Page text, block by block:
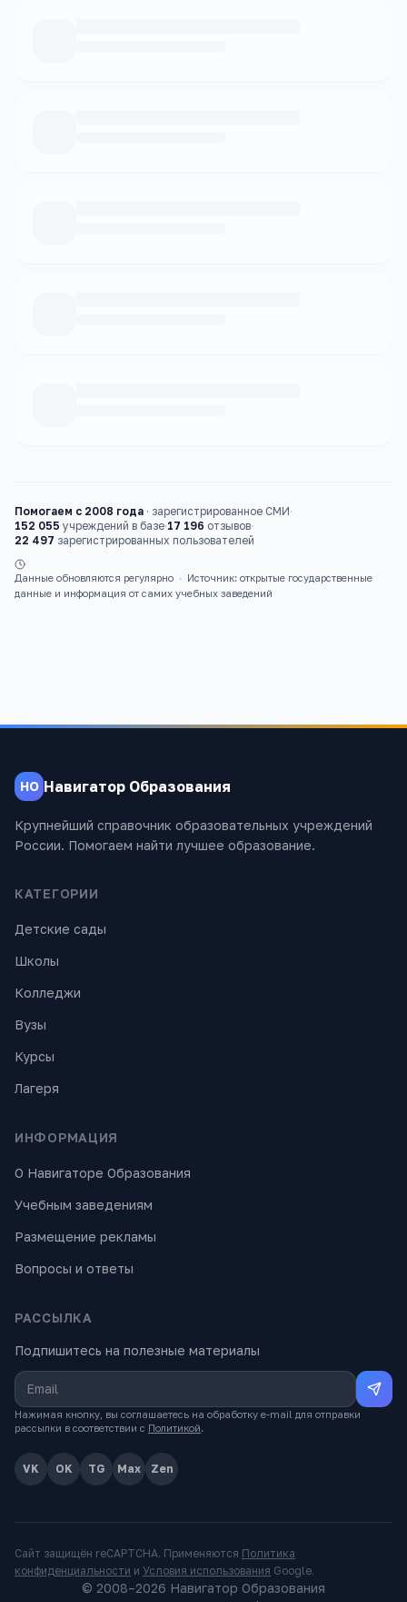
Помогаем с 2008 года · зарегистрированное СМИ·
152 055 учреждений в базе·17 196 отзывов·
22 497 зарегистрированных пользователей
Данные обновляются регулярно ·
Источник: открытые государственные
данные и информация от самих учебных заведений
НО Навигатор Образования
Крупнейший справочник образовательных учреждений
России. Помогаем найти лучшее образование.
КАТЕГОРИИ
Детские сады
Школы
Колледжи
Вузы
Курсы
Лагеря
ИНФОРМАЦИЯ
О Навигаторе Образования
Учебным заведениям
Размещение рекламы
Вопросы и ответы
РАССЫЛКА
Подпишитесь на полезные материалы
Нажимая кнопку, вы соглашаетесь на обработку e-mail для отправки
рассылки в соответствии с Политикой.
VK OK TG Max Zen
Сайт защищён reCAPTCHA. Применяются Политика
конфиденциальности и Условия использования Google.
© 2008–2026 Навигатор Образования